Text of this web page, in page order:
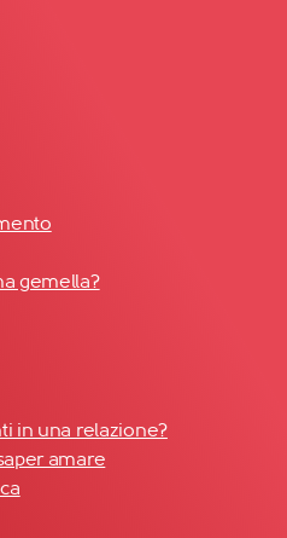
gemella?
in una relazione?
amare